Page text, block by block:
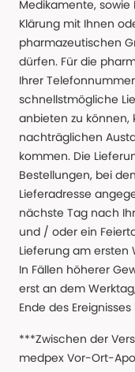
Medikamente,
Klärung mit Ihnen
pharmazeutischen
dürfen. Für die
Ihrer
schnellstmögliche
anbieten zu können,
nachträglichen
kommen. Die
Bestellungen, bei
Lieferadresse
nächste Tag nach
und / oder ein
Lieferung am ersten
In Fällen höherer
erst an dem
Ende des
***Zwischen der
medpex Vor-Ort-